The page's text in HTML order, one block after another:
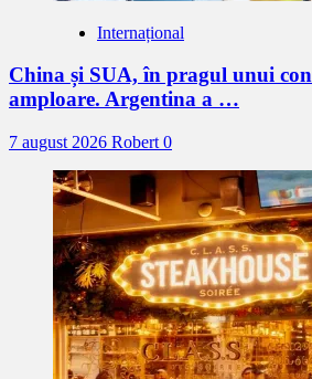
Internațional
China și SUA, în pragul unui
amploare. Argentina a …
7 august 2026 Robert 0